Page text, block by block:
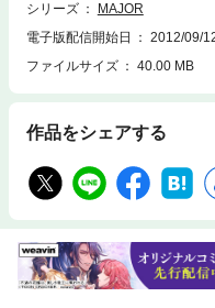
シリーズ
MAJOR
電子版配信開始日
2012/09/
ファイルサイズ
40.00 MB
作品をシェアする